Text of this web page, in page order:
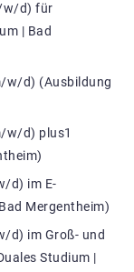
w/d) für
| Bad
w/d) (Ausbildung
w/d) plus1
d) im E-
Mergentheim)
d) im Groß- und
Studium |